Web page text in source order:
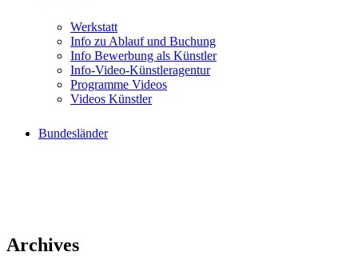
Werkstatt
Info zu Ablauf und Buchung
Info Bewerbung als Künstler
Info-Video-Künstleragentur
Programme Videos
Videos Künstler
Bundesländer
Archives